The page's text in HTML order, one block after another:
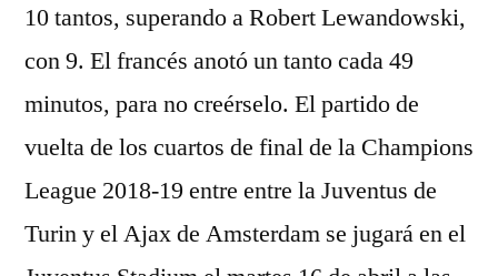
10 tantos, superando a Robert Lewandowski,
con 9. El francés anotó un tanto cada 49
minutos, para no creérselo. El partido de
vuelta de los cuartos de final de la Champions
League 2018-19 entre entre la Juventus de
Turin y el Ajax de Amsterdam se jugará en el